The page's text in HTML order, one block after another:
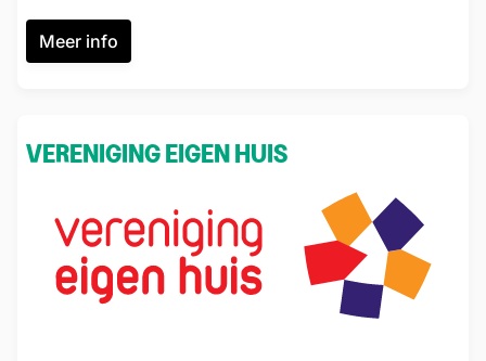
Meer info
VERENIGING EIGEN HUIS